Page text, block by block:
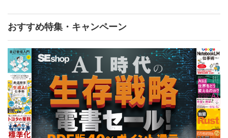
おすすめ特集・キャンペーン